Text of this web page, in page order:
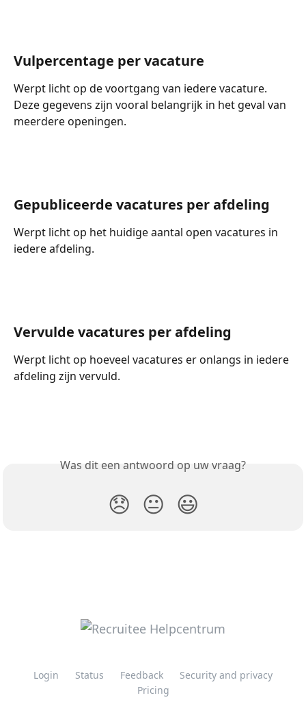
Vulpercentage per vacature
Werpt licht op de voortgang van iedere vacature.
Deze gegevens zijn vooral belangrijk in het geval van
meerdere openingen.
Gepubliceerde vacatures per afdeling
Werpt licht op het huidige aantal open vacatures in
iedere afdeling.
Vervulde vacatures per afdeling
Werpt licht op hoeveel vacatures er onlangs in iedere
afdeling zijn vervuld.
Was dit een antwoord op uw vraag?
😞 😐 😃
Login Status Feedback
Security and privacy
Pricing